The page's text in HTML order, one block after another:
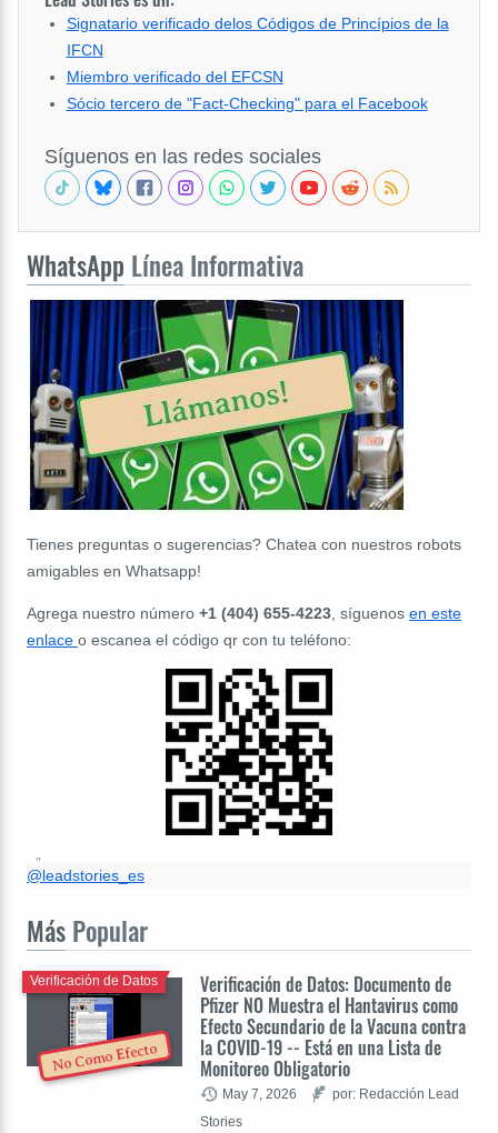
Signatario verificado delos Códigos de Princípios de la
IFCN
Miembro verificado del EFCSN
Sócio tercero de "Fact-Checking" para el Facebook
Síguenos en las redes sociales
WhatsApp Línea Informativa
Tienes preguntas o sugerencias? Chatea con nuestros robots
amigables en Whatsapp!
Agrega nuestro número +1 (404) 655-4223 , síguenos en este
enlace o escanea el código qr con tu teléfono:
@leadstories_es
Más Popular
No Como Efecto
Verificación de Datos: Documento de
Pfizer NO Muestra el Hantavirus como
Efecto Secundario de la Vacuna contra
la COVID-19 -- Está en una Lista de
Monitoreo Obligatorio
Verificación de Datos
May 7, 2026
por: Redacción Lead
Stories